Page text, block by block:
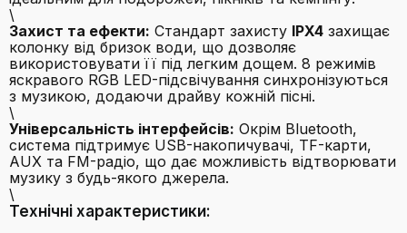
\
Захист та ефекти: Стандарт захисту IPX4 захищає
колонку від бризок води, що дозволяє
використовувати її під легким дощем. 8 режимів
яскравого RGB LED-підсвічування синхронізуються
з музикою, додаючи драйву кожній пісні.
\
Універсальність інтерфейсів: Окрім Bluetooth,
система підтримує USB-накопичувачі, TF-карти,
AUX та FM-радіо, що дає можливість відтворювати
музику з будь-якого джерела.
\
Технічні характеристики: